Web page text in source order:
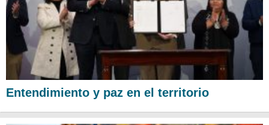
Entendimiento y paz en el territorio